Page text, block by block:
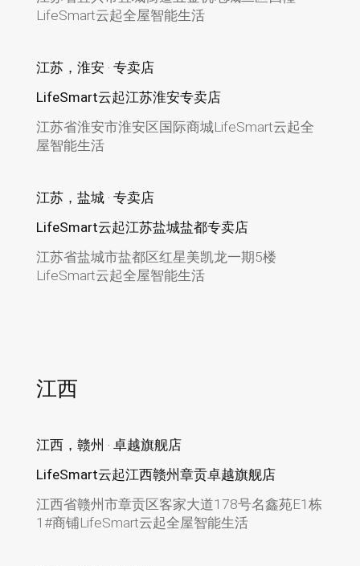
LifeSmart云起全屋智能生活
江苏，淮安 · 专卖店
LifeSmart云起江苏淮安专卖店
江苏省淮安市淮安区国际商城LifeSmart云起全
屋智能生活
江苏，盐城 · 专卖店
LifeSmart云起江苏盐城盐都专卖店
江苏省盐城市盐都区红星美凯龙一期5楼
LifeSmart云起全屋智能生活
江西
江西，赣州 · 卓越旗舰店
LifeSmart云起江西赣州章贡卓越旗舰店
江西省赣州市章贡区客家大道178号名鑫苑E1栋
1#商铺LifeSmart云起全屋智能生活